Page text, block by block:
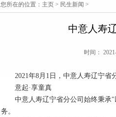
您所在的位置： 主页 > 民生新闻 >
中意人寿
时间：
2021年8月1日，中意人寿辽宁省分
意起·享童真
中意人寿辽宁省分公司始终秉承"
务。